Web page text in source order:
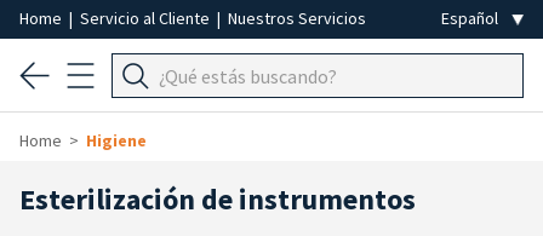
Home | Servicio al Cliente | Nuestros Servicios
Home Higiene
Esterilización de instrumentos